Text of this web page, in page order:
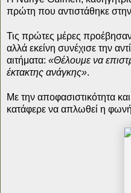
πρώτη που αντιστάθηκε
Τις πρώτες μέρες
αλλά εκείνη συνέχισε την
αιτήματα: «Θέλουμε να
έκτακτης ανάγκης».
Με την αποφασιστικότητα
κατάφερε να απλωθεί η